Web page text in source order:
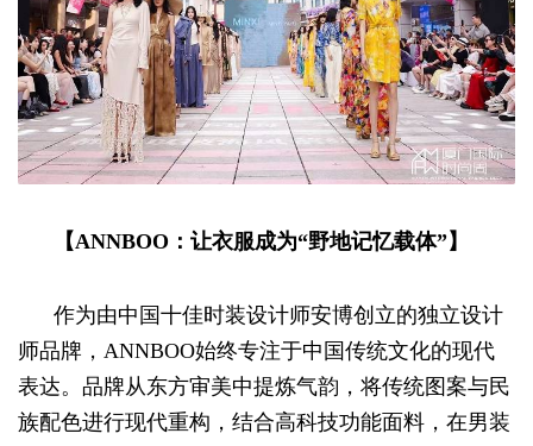
【ANNBOO：让衣服成为“野地记忆载体”】
作为由中国十佳时装设计师安博创立的独立设计
师品牌，ANNBOO始终专注于中国传统文化的现代
表达。品牌从东方审美中提炼气韵，将传统图案与民
族配色进行现代重构，结合高科技功能面料，在男装